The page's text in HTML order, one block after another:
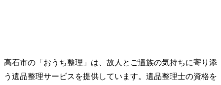
高石市の「おうち整理」は、故人とご遺族の気持ちに寄り添
う遺品整理サービスを提供しています。遺品整理士の資格を